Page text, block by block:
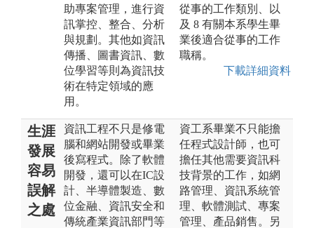
助專案管理，進行資
訊掌控、整合、分析
與規劃。其他如資訊
傳播、圖書資訊、數
位學習等則為資訊技
術在特定領域的應
用。
從事的工作類別、以
及 8 有關本系學生畢
業後適合從事的工作
職稱。
下載詳細資料
生涯
發展
容易
誤解
之處
資訊工程不只是修電
腦和網站開發或畢業
後寫程式。除了軟體
開發，還可以在IC設
計、半導體製造、數
位金融、資訊安全和
傳統產業資訊部門等
資工系畢業不只能擔
任程式設計師，也可
擔任其他需要資訊科
技背景的工作，如網
路管理、資訊系統管
理、軟體測試、專案
管理、產品銷售。另